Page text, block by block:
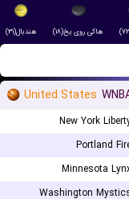
هاکی روی یخ(۱۸) هندبال(۳۱)
United States
New York
Portland
Minnesota
Washington